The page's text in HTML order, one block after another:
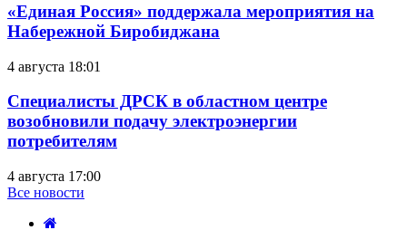
«Единая Россия» поддержала мероприятия на
Набережной Биробиджана
4 августа 18:01
Специалисты ДРСК в областном центре
возобновили подачу электроэнергии
потребителям
4 августа 17:00
Все новости